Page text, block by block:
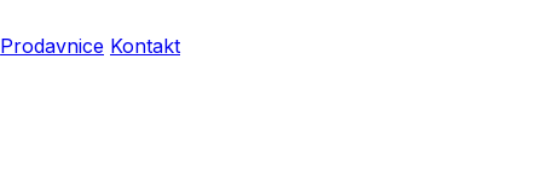
Prodavnice Kontakt